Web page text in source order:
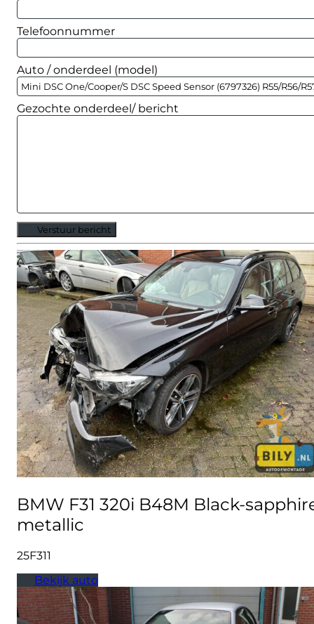
Telefoonnummer
Auto / onderdeel (model)
Gezochte onderdeel/ bericht
Verstuur bericht
Alternative:
BMW F31 320i B48M Black-
metallic
25F311
Bekijk auto